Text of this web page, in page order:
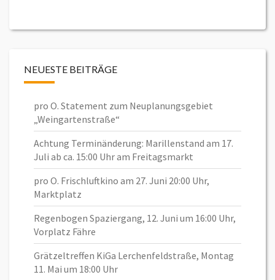
NEUESTE BEITRÄGE
pro O. Statement zum Neuplanungsgebiet
„Weingartenstraße“
Achtung Terminänderung: Marillenstand am 17.
Juli ab ca. 15:00 Uhr am Freitagsmarkt
pro O. Frischluftkino am 27. Juni 20:00 Uhr,
Marktplatz
Regenbogen Spaziergang, 12. Juni um 16:00 Uhr,
Vorplatz Fähre
Grätzeltreffen KiGa Lerchenfeldstraße, Montag
11. Mai um 18:00 Uhr